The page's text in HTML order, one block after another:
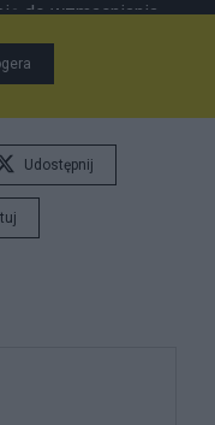
do wzmacniania
Udostępnij